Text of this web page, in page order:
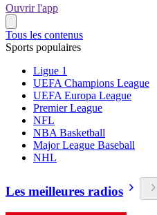
Ouvrir l'app
Tous les contenus
Sports populaires
Ligue 1
UEFA Champions League
UEFA Europa League
Premier League
NFL
NBA Basketball
Major League Baseball
NHL
Les meilleures radios